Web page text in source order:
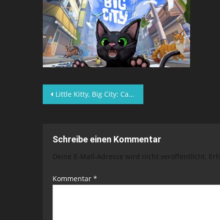
Beitragsnavigation
Little Kitty, Big City: Cat Content als Indie-Hit
Schreibe einen Kommentar
Deine E-Mail-Adresse wird nicht veröffentlicht.
Kommentar *